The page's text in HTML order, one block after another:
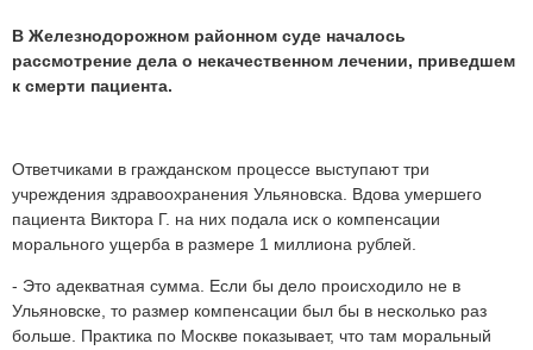
В Железнодорожном районном суде началось
рассмотрение дела о некачественном лечении, приведшем
к смерти пациента.
Ответчиками в гражданском процессе выступают три
учреждения здравоохранения Ульяновска. Вдова умершего
пациента Виктора Г. на них подала иск о компенсации
морального ущерба в размере 1 миллиона рублей.
- Это адекватная сумма. Если бы дело происходило не в
Ульяновске, то размер компенсации был бы в несколько раз
больше. Практика по Москве показывает, что там моральный